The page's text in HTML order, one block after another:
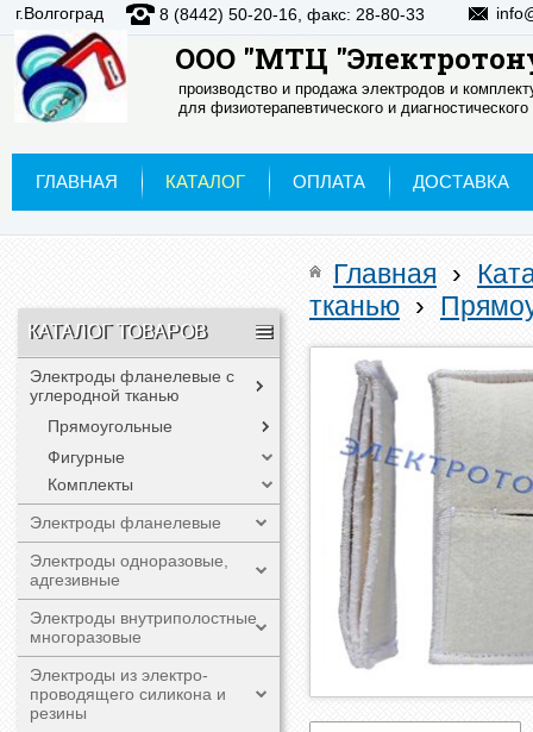
ООО "МТЦ
производство и продажа электродов и
для физиотерапевтического и
г.Волгоград 8 (8442) 50-20-16, факс: 28-80-33
ГЛАВНАЯ КАТАЛОГ ОПЛАТА ДОСТАВКА
КАТАЛОГ ТОВАРОВ
Электроды фланелевые с
углеродной тканью
Прямоугольные
Фигурные
Комплекты
Электроды фланелевые
Электроды одноразовые,
адгезивные
Электроды внутриполостные
многоразовые
Электроды из электро-
проводящего силикона и
резины
Главная ›
тканью ›